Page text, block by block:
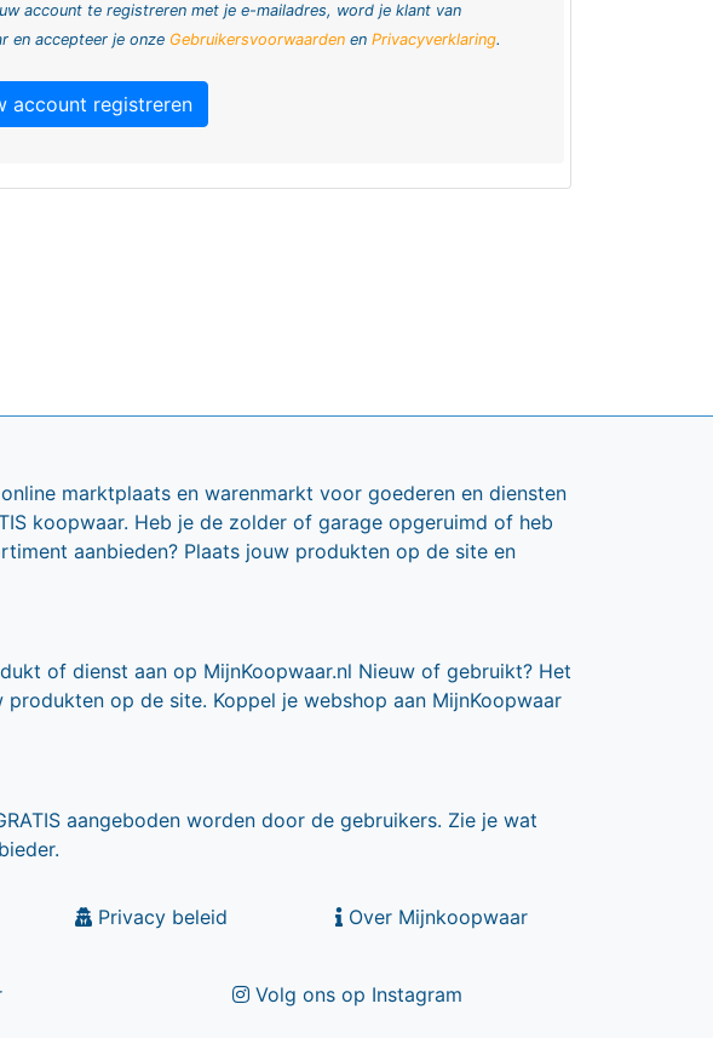
account te registreren met je e-mailadres, word je klant van
en accepteer je onze Gebruikersvoorwaarden en Privacyverklaring.
account registreren
marktplaats en warenmarkt voor goederen en diensten
koopwaar. Heb je de zolder of garage opgeruimd of heb
aanbieden? Plaats jouw produkten op de site en
of dienst aan op MijnKoopwaar.nl Nieuw of gebruikt? Het
op de site. Koppel je webshop aan MijnKoopwaar
aangeboden worden door de gebruikers. Zie je wat
Privacy beleid Over Mijnkoopwaar
Volg ons op Instagram